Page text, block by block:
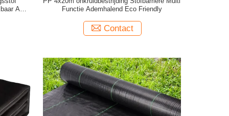
Anti
Functie Ademhalend Eco Friendly
Contact